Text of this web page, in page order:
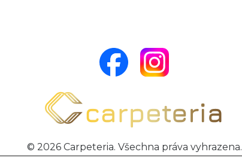
© 2026 Carpeteria. Všechna práva vyhrazena.